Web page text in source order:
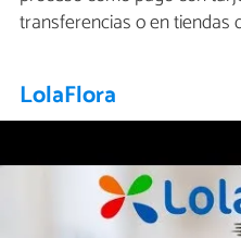
transferencias o en tiendas
LolaFlora